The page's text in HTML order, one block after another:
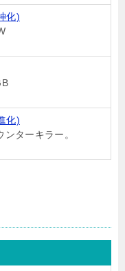
化)
化)
ンターキラー。